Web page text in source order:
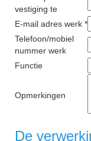
vestiging te
E-mail adres werk *
Telefoon/mobiel
nummer werk
Functie
Opmerkingen
De